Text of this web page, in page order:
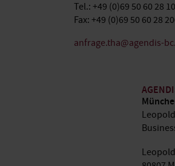
Tel.: +49 (0)69 50 60 28
Fax: +49 (0)69 50 60 28
anfrage.tha@agendis-